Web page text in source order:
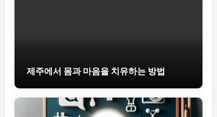
제주에서 몸과 마음을 치유하는 방법